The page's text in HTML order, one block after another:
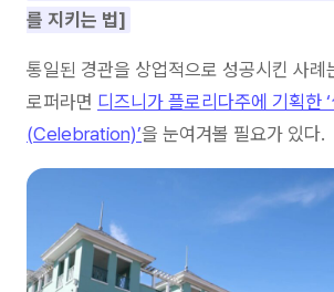
를 지키는 법]
통일된 경관을 상업적으로 성공시킨 사례
로퍼라면 디즈니가 플로리다주에 기획한
(Celebration)’을 눈여겨볼 필요가 있다.